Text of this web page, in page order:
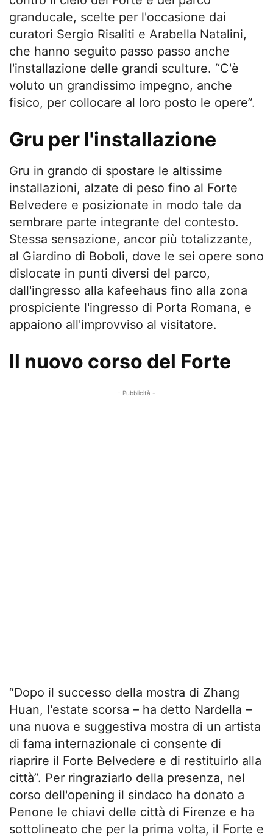
granducale, scelte per l'occasione dai
curatori Sergio Risaliti e Arabella Natalini,
che hanno seguito passo passo anche
l'installazione delle grandi sculture. “C'è
voluto un grandissimo impegno, anche
fisico, per collocare al loro posto le opere”.
Gru per l'installazione
Gru in grando di spostare le altissime
installazioni, alzate di peso fino al Forte
Belvedere e posizionate in modo tale da
sembrare parte integrante del contesto.
Stessa sensazione, ancor più totalizzante,
al Giardino di Boboli, dove le sei opere sono
dislocate in punti diversi del parco,
dall'ingresso alla kafeehaus fino alla zona
prospiciente l'ingresso di Porta Romana, e
appaiono all'improvviso al visitatore.
Il nuovo corso del Forte
- Pubblicità -
“Dopo il successo della mostra di Zhang
Huan, l'estate scorsa – ha detto Nardella –
una nuova e suggestiva mostra di un artista
di fama internazionale ci consente di
riaprire il Forte Belvedere e di restituirlo alla
città”. Per ringraziarlo della presenza, nel
corso dell'opening il sindaco ha donato a
Penone le chiavi delle città di Firenze e ha
sottolineato che per la prima volta, il Forte e